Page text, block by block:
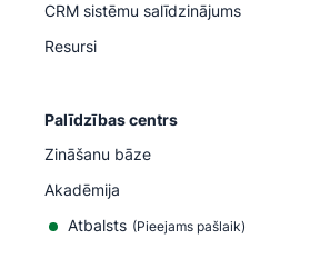
CRM sistēmu salīdzinājums
Resursi
Palīdzības centrs
Zināšanu bāze
Akadēmija
Atbalsts (Pieejams pašlaik)